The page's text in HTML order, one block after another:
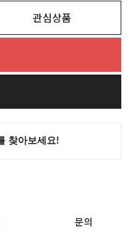
관심상품
문의